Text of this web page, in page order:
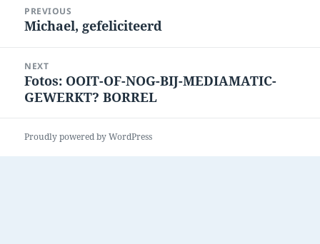
navigation
PREVIOUS
Previous
Michael, gefeliciteerd
NEXT
Next
post:
Fotos: OOIT-OF-NOG-BIJ-MEDIAMATIC-
GEWERKT? BORREL
Proudly powered by WordPress